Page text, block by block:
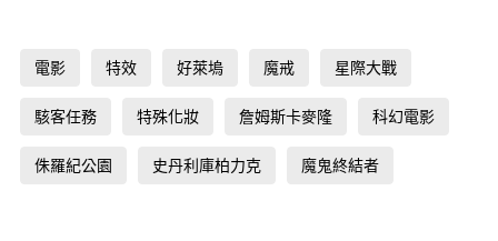
電影 特效 好萊塢 魔戒 星際大戰
駭客任務 特殊化妝 詹姆斯卡麥隆 科幻電影
侏羅紀公園 史丹利庫柏力克 魔鬼終結者